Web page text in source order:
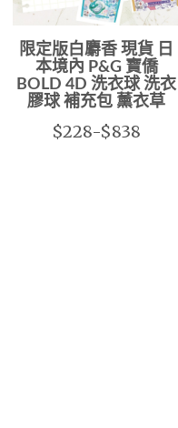
限定版白麝香 現貨 日
本境內 P&G 寶僑
BOLD 4D 洗衣球 洗衣
膠球 補充包 薰衣草
$228-$838